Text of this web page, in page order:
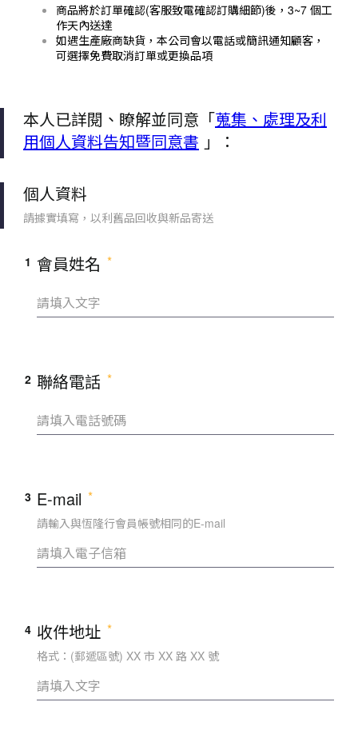
商品將於訂單確認(客服致電確認訂購細節)後，3~7 個工
作天內送達
如遇生產廠商缺貨，本公司會以電話或簡訊通知顧客，
可選擇免費取消訂單或更換品項
本人已詳閱、瞭解並同意「蒐集、處理及利
用個人資料告知暨同意書 」：
個人資料
請據實填寫，以利舊品回收與新品寄送
1 會員姓名
2 聯絡電話
3 E-mail
請輸入與恆隆行會員帳號相同的E-mail
4 收件地址
格式：(郵遞區號) XX 市 XX 路 XX 號